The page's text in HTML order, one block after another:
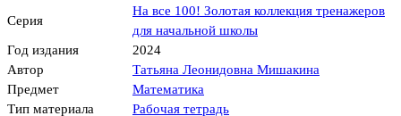
Серия
На все 100! Золотая коллекция тренажеров
для начальной школы
Год издания
2024
Автор
Татьяна Леонидовна Мишакина
Предмет
Математика
Тип материала
Рабочая тетрадь